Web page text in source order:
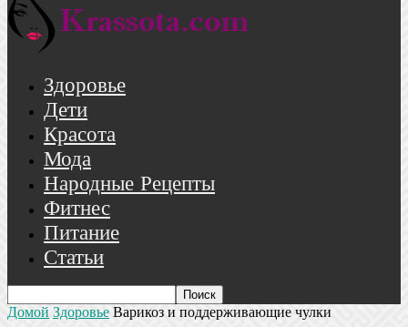
Здоровье
Дети
Красота
Мода
Народные Рецепты
Фитнес
Питание
Статьи
Домой Здоровье Варикоз и поддерживающие чулки